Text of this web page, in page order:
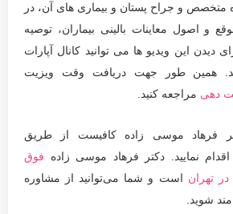
متخصص و جراح پستان و بیماری های آن، در
و اصول معاینات بالینی بیماران، توصیه
دیدن این ویدیو ها می توانید کانال آپارات
همین طور جهت دریافت وقت ویزیت
دهی مراجعه کنید.
فرهاد موسی زاده کافیست از طریق
اقدام نمایید. دکتر فرهاد موسی زاده فوق
تهران است و شما می‌توانید از مشاوره
شوید.